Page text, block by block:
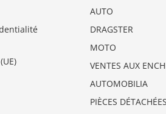
AUTO
DRAGSTER
MOTO
VENTES AUX
AUTOMOBILIA
PIÈCES DÉTACHÉES